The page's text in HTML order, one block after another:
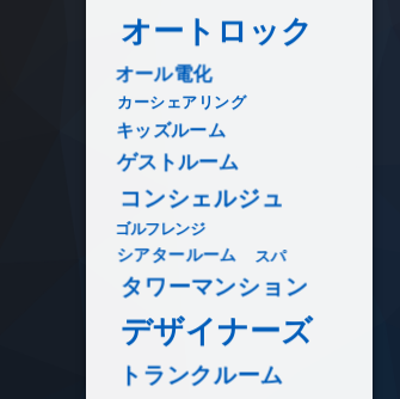
オートロック
オール電化
カーシェアリング
キッズルーム
ゲストルーム
コンシェルジュ
ゴルフレンジ
シアタールーム スパ
タワーマンション
デザイナーズ
トランクルーム